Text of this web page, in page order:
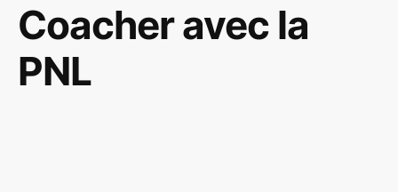
Coacher avec la
PNL